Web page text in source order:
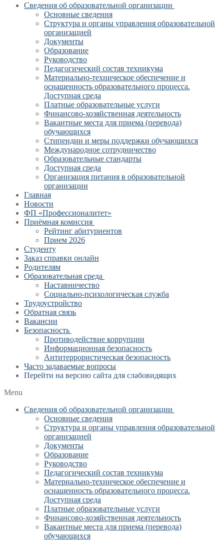
Сведения об образовательной организации
Основные сведения
Структура и органы управления образовательной
организацией
Документы
Образование
Руководство
Педагогический состав техникума
Материально-техническое обеспечение и
оснащенность образовательного процесса.
Доступная среда
Платные образовательные услуги
Финансово-хозяйственная деятельность
Вакантные места для приема (перевода)
обучающихся
Стипендии и меры поддержки обучающихся
Международное сотрудничество
Образовательные стандарты
Доступная среда
Организация питания в образовательной
организации
Главная
Новости
ФП «Профессионалитет»
Приёмная комиссия
Рейтинг абитуриентов
Прием 2026
Студенту
Заказ справки онлайн
Родителям
Образовательная среда
Наставничество
Социально-психологическая служба
Трудоустройство
Обратная связь
Вакансии
Безопасность
Противодействие коррупции
Информационная безопасность
Антитеррористическая безопасность
Часто задаваемые вопросы
Перейти на версию сайта для слабовидящих
Menu
Сведения об образовательной организации
Основные сведения
Структура и органы управления образовательной
организацией
Документы
Образование
Руководство
Педагогический состав техникума
Материально-техническое обеспечение и
оснащенность образовательного процесса.
Доступная среда
Платные образовательные услуги
Финансово-хозяйственная деятельность
Вакантные места для приема (перевода)
обучающихся